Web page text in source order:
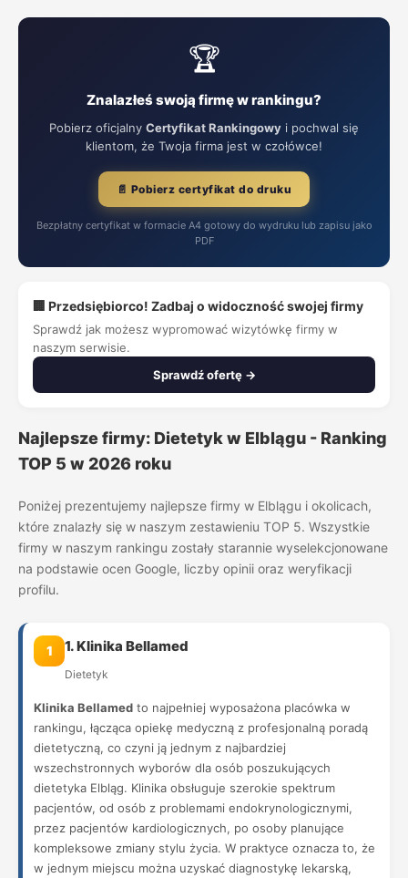
🏆
Znalazłeś swoją firmę w rankingu?
Pobierz oficjalny Certyfikat Rankingowy i pochwal się
klientom, że Twoja firma jest w czołówce!
📄 Pobierz certyfikat do druku
Bezpłatny certyfikat w formacie A4 gotowy do wydruku lub zapisu jako
PDF
🏢 Przedsiębiorco! Zadbaj o widoczność swojej firmy
Sprawdź jak możesz wypromować wizytówkę firmy w
naszym serwisie.
Sprawdź ofertę →
Najlepsze firmy: Dietetyk w Elblągu - Ranking
TOP 5 w 2026 roku
Poniżej prezentujemy najlepsze firmy w Elblągu i okolicach,
które znalazły się w naszym zestawieniu TOP 5. Wszystkie
firmy w naszym rankingu zostały starannie wyselekcjonowane
na podstawie ocen Google, liczby opinii oraz weryfikacji
profilu.
1 1. Klinika Bellamed
Dietetyk
Klinika Bellamed to najpełniej wyposażona placówka w
rankingu, łącząca opiekę medyczną z profesjonalną poradą
dietetyczną, co czyni ją jednym z najbardziej
wszechstronnych wyborów dla osób poszukujących
dietetyka Elbląg. Klinika obsługuje szerokie spektrum
pacjentów, od osób z problemami endokrynologicznymi,
przez pacjentów kardiologicznych, po osoby planujące
kompleksowe zmiany stylu życia. W praktyce oznacza to, że
w jednym miejscu można uzyskać diagnostykę lekarską,